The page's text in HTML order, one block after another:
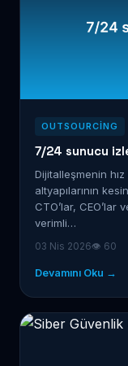
OUTSOURCING
7/24 sunucu
Dijitalleşmenin
altyapılarının
CTO’lar,
verimli…
03 Nis 2026👁 60
Devamını Oku →